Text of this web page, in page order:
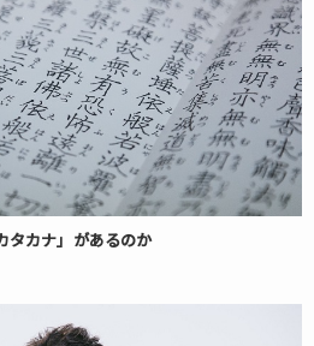
タカナ」があるのか